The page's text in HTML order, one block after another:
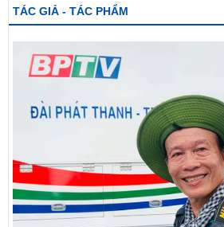
TÁC GIẢ - TÁC PHẨM